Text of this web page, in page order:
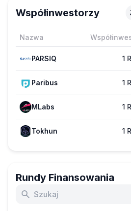
Współinwestorzy
Nazwa
PARSIQ 1
Paribus 1
MLabs 1
Tokhun 1
Rundy Finansowania